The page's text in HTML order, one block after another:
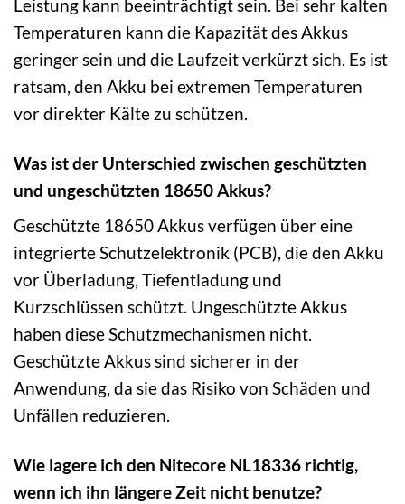
Leistung kann beeinträchtigt sein. Bei sehr kalten
Temperaturen kann die Kapazität des Akkus
geringer sein und die Laufzeit verkürzt sich. Es ist
ratsam, den Akku bei extremen Temperaturen
vor direkter Kälte zu schützen.
Was ist der Unterschied zwischen geschützten
und ungeschützten 18650 Akkus?
Geschützte 18650 Akkus verfügen über eine
integrierte Schutzelektronik (PCB), die den Akku
vor Überladung, Tiefentladung und
Kurzschlüssen schützt. Ungeschützte Akkus
haben diese Schutzmechanismen nicht.
Geschützte Akkus sind sicherer in der
Anwendung, da sie das Risiko von Schäden und
Unfällen reduzieren.
Wie lagere ich den Nitecore NL18336 richtig,
wenn ich ihn längere Zeit nicht benutze?